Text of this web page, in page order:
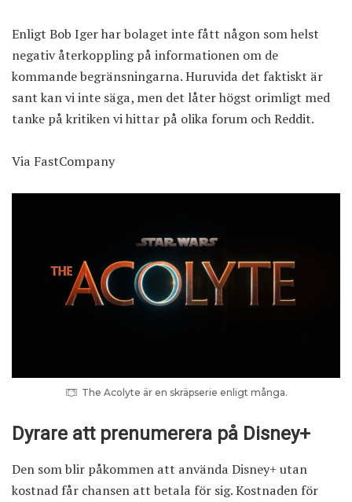
Enligt Bob Iger har bolaget inte fått någon som helst
negativ återkoppling på informationen om de
kommande begränsningarna. Huruvida det faktiskt är
sant kan vi inte säga, men det låter högst orimligt med
tanke på kritiken vi hittar på olika forum och Reddit.
Via FastCompany
The Acolyte är en skräpserie enligt många.
Dyrare att prenumerera på Disney+
Den som blir påkommen att använda Disney+ utan
kostnad får chansen att betala för sig. Kostnaden för